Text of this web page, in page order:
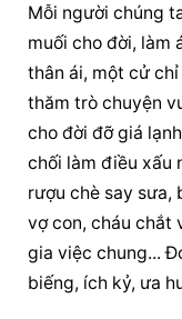
Mỗi người chúng
muối cho đời, làm
thân ái, một cử
thăm trò chuyện
cho đời đỡ giá
chối làm điều xấu
rượu chè say sưa,
vợ con, cháu chắt
gia việc chung...
biếng, ích kỷ, ưa